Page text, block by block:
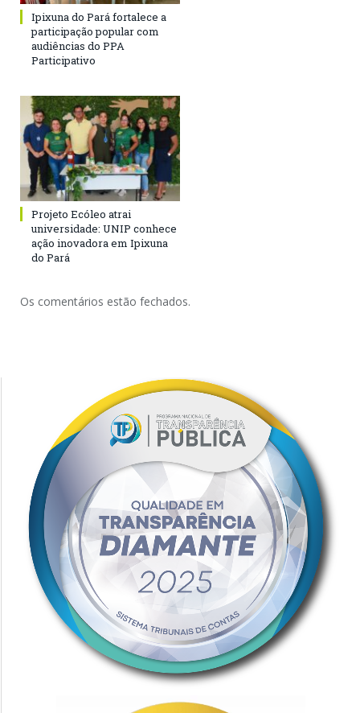
Ipixuna do Pará fortalece a
participação popular com
audiências do PPA
Participativo
Projeto Ecóleo atrai
universidade: UNIP conhece
ação inovadora em Ipixuna
do Pará
Os comentários estão fechados.